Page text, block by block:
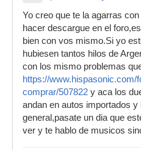
Yo creo que te la agarras
hacer descargue en el
bien con vos mismo.Si yo
hubiesen tantos hilos de
con los mismo problemas
https://www.hispasonic.com/
comprar/507822 y aca los
andan en autos importados
general,pasate un dia que
ver y te hablo de musicos